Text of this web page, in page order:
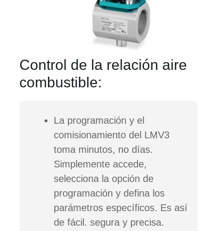
Control de la relación aire
combustible:
La programación y el
comisionamiento del LMV3
toma minutos, no días.
Simplemente accede,
selecciona la opción de
programación y defina los
parámetros específicos. Es así
de fácil. segura y precisa.